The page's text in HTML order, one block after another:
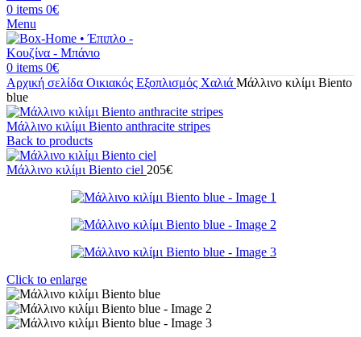
0 items 0€
Menu
0 items 0€
Αρχική σελίδα Οικιακός Εξοπλισμός Χαλιά Μάλλινο κιλίμι Biento
blue
Μάλλινο κιλίμι Biento anthracite stripes
Back to products
Μάλλινο κιλίμι Biento ciel 205€
Click to enlarge